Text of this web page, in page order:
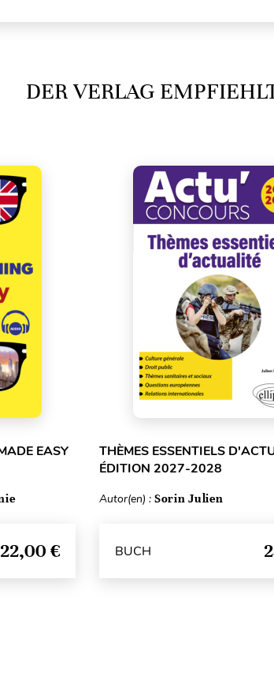
DER VERLAG EMPFIEHLT
EASY
22,00 €
THÈMES ESSENTIELS
ÉDITION 2027-2028
Autor(en) : Sorin Julien
BUCH